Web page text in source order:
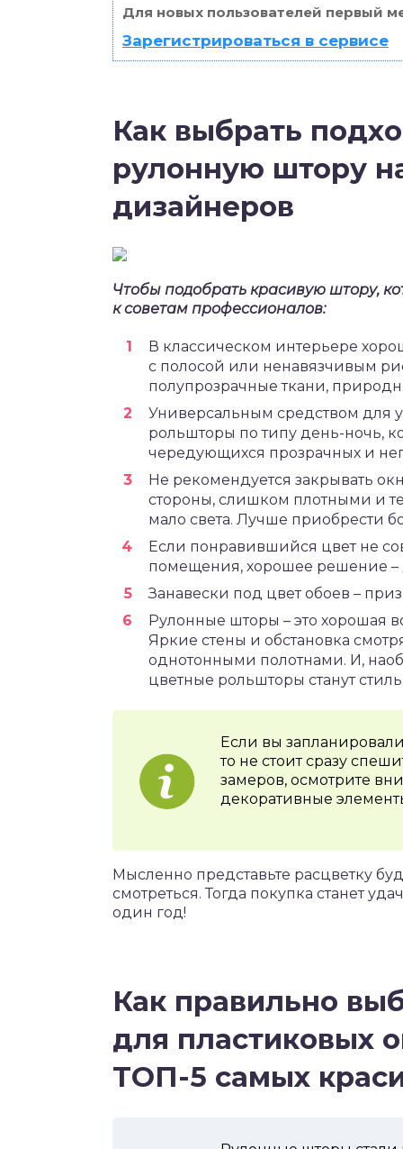
Для новых пользователей первый
Зарегистрироваться в сервисе
Как выбрать
рулонную штору
дизайнеров
Чтобы подобрать красивую штору,
к советам профессионалов:
В классическом интерьере
с полосой или ненавязчивым
полупрозрачные ткани,
Универсальным средством для
рольшторы по типу день-ночь,
чередующихся прозрачных и
Не рекомендуется закрывать
стороны, слишком плотными и
мало света. Лучше приобрести
Если понравившийся цвет не
помещения, хорошее решение –
Занавески под цвет обоев –
Рулонные шторы – это хорошая
Яркие стены и обстановка
однотонными полотнами. И,
цветные рольшторы станут
Если вы
то не стоит сразу
замеров, осмотрите
декоративные
Мысленно представьте расцветку
смотреться. Тогда покупка станет
один год!
Как правильно
для пластиковых
ТОП-5 самых